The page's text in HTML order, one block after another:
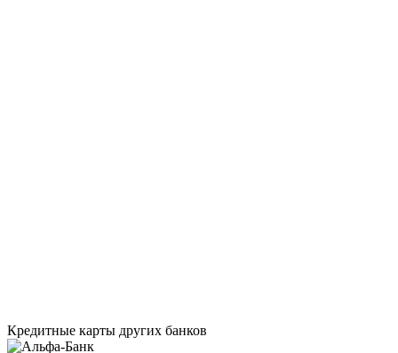
Кредитные карты других банков